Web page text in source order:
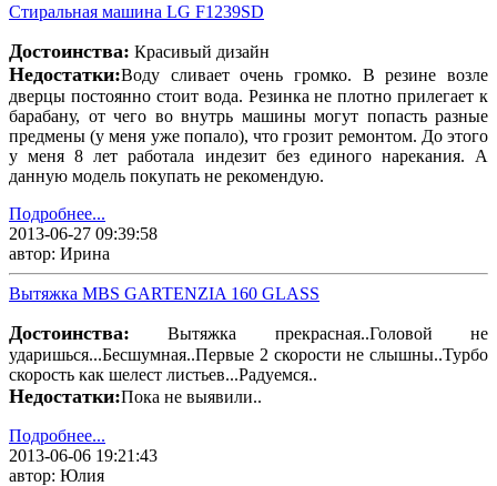
Стиральная машина LG F1239SD
Достоинства: Красивый дизайн
Недостатки:Воду сливает очень громко. В резине возле
дверцы постоянно стоит вода. Резинка не плотно прилегает к
барабану, от чего во внутрь машины могут попасть разные
предмены (у меня уже попало), что грозит ремонтом. До этого
у меня 8 лет работала индезит без единого нарекания. А
данную модель покупать не рекомендую.
Подробнее...
2013-06-27 09:39:58
автор: Ирина
Вытяжка MBS GARTENZIA 160 GLASS
Достоинства: Вытяжка прекрасная..Головой не
ударишься...Бесшумная..Первые 2 скорости не слышны..Турбо
скорость как шелест листьев...Радуемся..
Недостатки:Пока не выявили..
Подробнее...
2013-06-06 19:21:43
автор: Юлия